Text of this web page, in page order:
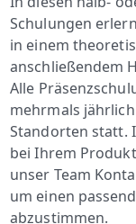
Schulungen
in einem
anschließendem
Alle
mehrmals
Standorten statt.
bei Ihrem
unser Team
um einen
abzustimmen.